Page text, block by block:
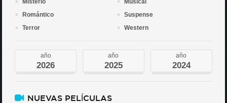
Misterio
Musical
Romántico
Suspense
Terror
Western
año
2026
año
2025
año
2024
NUEVAS PELÍCULAS